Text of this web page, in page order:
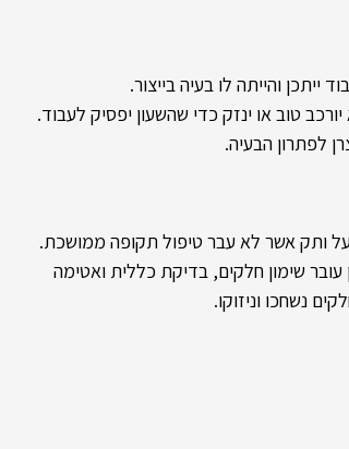
והייתה לו בעיה בייצור.
טוב או ינזק כדי שהשעון יפסיק לעבוד.
לפתרון הבעיה.
ותק אשר לא עבר טיפול תקופה ממושכת.
שימון חלקים, בדיקת כללית ואטימה
נשחכו וניזוקו.